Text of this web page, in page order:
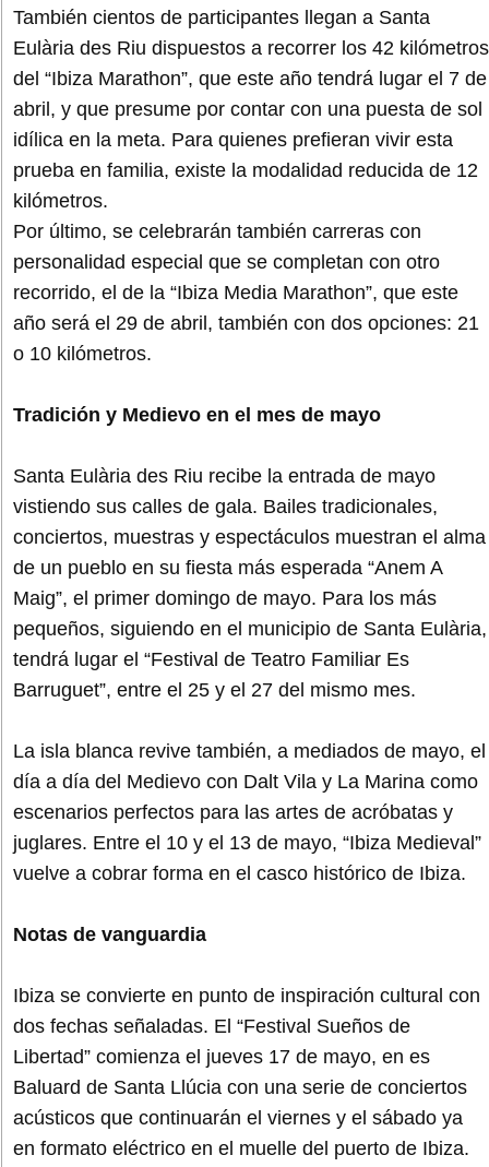
También cientos de participantes llegan a Santa
Eulària des Riu dispuestos a recorrer los 42 kilómetros
del “Ibiza Marathon”, que este año tendrá lugar el 7 de
abril, y que presume por contar con una puesta de sol
idílica en la meta. Para quienes prefieran vivir esta
prueba en familia, existe la modalidad reducida de 12
kilómetros.
Por último, se celebrarán también carreras con
personalidad especial que se completan con otro
recorrido, el de la “Ibiza Media Marathon”, que este
año será el 29 de abril, también con dos opciones: 21
o 10 kilómetros.
Tradición y Medievo en el mes de mayo
Santa Eulària des Riu recibe la entrada de mayo
vistiendo sus calles de gala. Bailes tradicionales,
conciertos, muestras y espectáculos muestran el alma
de un pueblo en su fiesta más esperada “Anem A
Maig”, el primer domingo de mayo. Para los más
pequeños, siguiendo en el municipio de Santa Eulària,
tendrá lugar el “Festival de Teatro Familiar Es
Barruguet”, entre el 25 y el 27 del mismo mes.
La isla blanca revive también, a mediados de mayo, el
día a día del Medievo con Dalt Vila y La Marina como
escenarios perfectos para las artes de acróbatas y
juglares. Entre el 10 y el 13 de mayo, “Ibiza Medieval”
vuelve a cobrar forma en el casco histórico de Ibiza.
Notas de vanguardia
Ibiza se convierte en punto de inspiración cultural con
dos fechas señaladas. El “Festival Sueños de
Libertad” comienza el jueves 17 de mayo, en es
Baluard de Santa Llúcia con una serie de conciertos
acústicos que continuarán el viernes y el sábado ya
en formato eléctrico en el muelle del puerto de Ibiza.